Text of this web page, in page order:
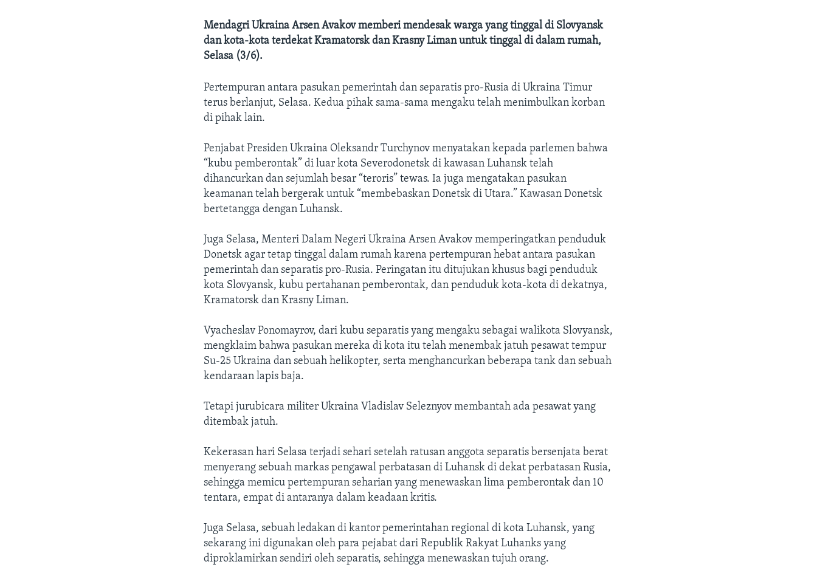
Mendagri Ukraina Arsen Avakov memberi mendesak warga yang tinggal di Slovyansk
dan kota-kota terdekat Kramatorsk dan Krasny Liman untuk tinggal di dalam rumah,
Selasa (3/6).
Pertempuran antara pasukan pemerintah dan separatis pro-Rusia di Ukraina Timur
terus berlanjut, Selasa. Kedua pihak sama-sama mengaku telah menimbulkan korban
di pihak lain.
Penjabat Presiden Ukraina Oleksandr Turchynov menyatakan kepada parlemen bahwa
“kubu pemberontak” di luar kota Severodonetsk di kawasan Luhansk telah
dihancurkan dan sejumlah besar “teroris” tewas. Ia juga mengatakan pasukan
keamanan telah bergerak untuk “membebaskan Donetsk di Utara.” Kawasan Donetsk
bertetangga dengan Luhansk.
Juga Selasa, Menteri Dalam Negeri Ukraina Arsen Avakov memperingatkan penduduk
Donetsk agar tetap tinggal dalam rumah karena pertempuran hebat antara pasukan
pemerintah dan separatis pro-Rusia. Peringatan itu ditujukan khusus bagi penduduk
kota Slovyansk, kubu pertahanan pemberontak, dan penduduk kota-kota di dekatnya,
Kramatorsk dan Krasny Liman.
Vyacheslav Ponomayrov, dari kubu separatis yang mengaku sebagai walikota Slovyansk,
mengklaim bahwa pasukan mereka di kota itu telah menembak jatuh pesawat tempur
Su-25 Ukraina dan sebuah helikopter, serta menghancurkan beberapa tank dan sebuah
kendaraan lapis baja.
Tetapi jurubicara militer Ukraina Vladislav Seleznyov membantah ada pesawat yang
ditembak jatuh.
Kekerasan hari Selasa terjadi sehari setelah ratusan anggota separatis bersenjata berat
menyerang sebuah markas pengawal perbatasan di Luhansk di dekat perbatasan Rusia,
sehingga memicu pertempuran seharian yang menewaskan lima pemberontak dan 10
tentara, empat di antaranya dalam keadaan kritis.
Juga Selasa, sebuah ledakan di kantor pemerintahan regional di kota Luhansk, yang
sekarang ini digunakan oleh para pejabat dari Republik Rakyat Luhanks yang
diproklamirkan sendiri oleh separatis, sehingga menewaskan tujuh orang.